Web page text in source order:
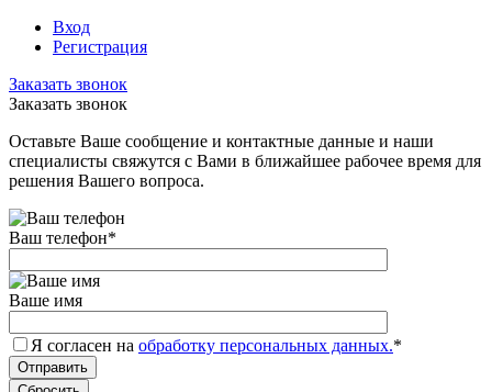
Вход
Регистрация
Заказать звонок
Заказать звонок
Оставьте Ваше сообщение и контактные данные и наши
специалисты свяжутся с Вами в ближайшее рабочее время для
решения Вашего вопроса.
Ваш телефон*
Ваше имя
Я согласен на обработку персональных данных.*